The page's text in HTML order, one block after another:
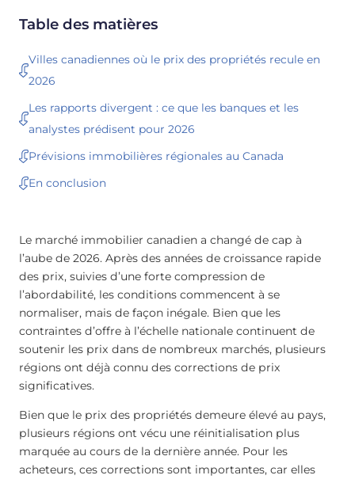
Table des matières
Villes canadiennes où le prix des propriétés recule en
2026
Les rapports divergent : ce que les banques et les
analystes prédisent pour 2026
Prévisions immobilières régionales au Canada
En conclusion
Le marché immobilier canadien a changé de cap à
l’aube de 2026. Après des années de croissance rapide
des prix, suivies d’une forte compression de
l’abordabilité, les conditions commencent à se
normaliser, mais de façon inégale. Bien que les
contraintes d’offre à l’échelle nationale continuent de
soutenir les prix dans de nombreux marchés, plusieurs
régions ont déjà connu des corrections de prix
significatives.
Bien que le prix des propriétés demeure élevé au pays,
plusieurs régions ont vécu une réinitialisation plus
marquée au cours de la dernière année. Pour les
acheteurs, ces corrections sont importantes, car elles